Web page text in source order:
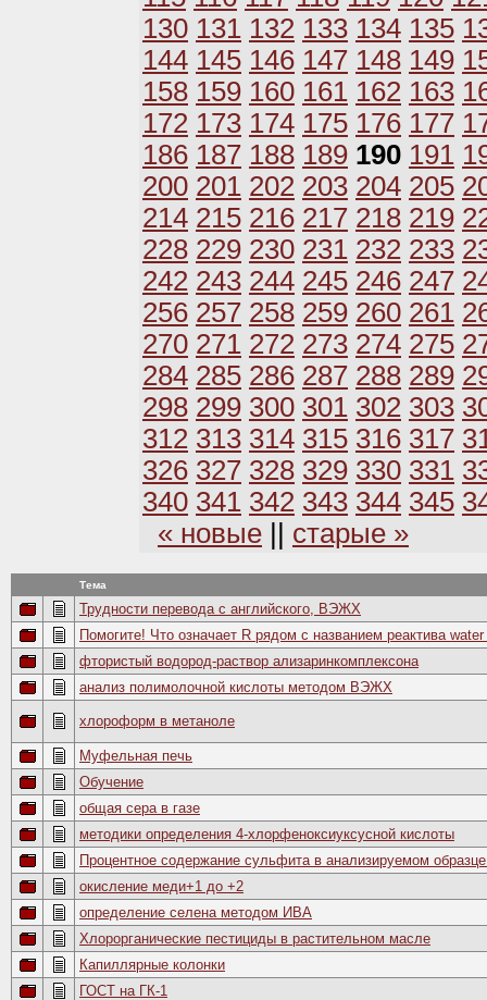
130 131 132 133 134 135
144 145 146 147 148 149
158 159 160 161 162 163
172 173 174 175 176 177
186 187 188 189 190 191
200 201 202 203 204 205
214 215 216 217 218 219
228 229 230 231 232 233
242 243 244 245 246 247
256 257 258 259 260 261
270 271 272 273 274 275
284 285 286 287 288 289
298 299 300 301 302 303
312 313 314 315 316 317
326 327 328 329 330 331
340 341 342 343 344 345
« новые
старые »
Тема
Трудности перевода с английского, ВЭЖХ
Помогите! Что означает R рядом с названием реактива water
фтористый водород-раствор ализаринкомплексона
анализ полимолочной кислоты методом ВЭЖХ
хлороформ в метаноле
Муфельная печь
Обучение
общая сера в газе
методики определения 4-хлорфеноксиуксусной кислоты
Процентное содержание сульфита в анализируемом
oкисление меди+1 до +2
определение селена методом ИВА
Хлорорганические пестициды в растительном масле
Капиллярные колонки
ГОСТ на ГК-1